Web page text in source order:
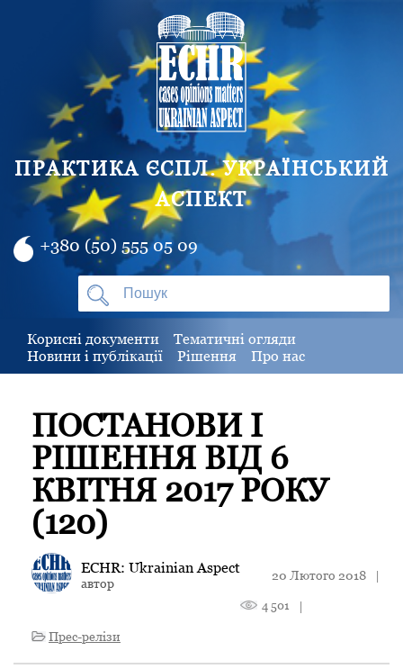
ПРАКТИКА ЄСПЛ. УКРАЇНСЬКИЙ
АСПЕКТ
+380 (50) 555 05 09
Корисні документи
Тематичні огляди
Новини і публікації
Рішення Про нас
ПОСТАНОВИ І
РІШЕННЯ ВІД 6
КВІТНЯ 2017 РОКУ
(120)
ECHR: Ukrainian Aspect
автор
20 Лютого 2018 |
4 501
|
Прес-релізи